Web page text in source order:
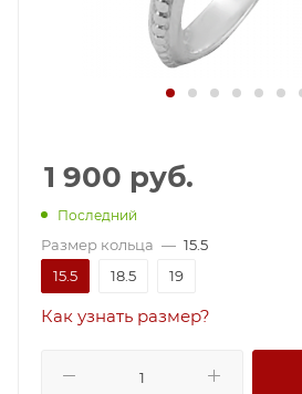
1 900 руб.
Последний
Размер кольца — 15.5
15.5
18.5 19
Как узнать размер?